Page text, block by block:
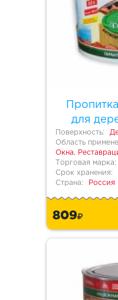
для
Поверхность:
Область
Окна,
Торговая марка:
Срок хранения:
Страна:
Россия
809